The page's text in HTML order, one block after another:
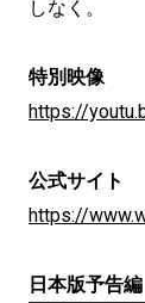
しなく。
特別映像
https://
公式サイト
https://
日本版予告編